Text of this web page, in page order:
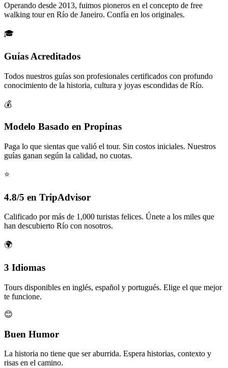
Operando desde 2013, fuimos pioneros en el concepto de free
walking tour en Río de Janeiro. Confía en los originales.
🎓
Guías Acreditados
Todos nuestros guías son profesionales certificados con profundo
conocimiento de la historia, cultura y joyas escondidas de Río.
💰
Modelo Basado en Propinas
Paga lo que sientas que valió el tour. Sin costos iniciales. Nuestros
guías ganan según la calidad, no cuotas.
⭐
4.8/5 en TripAdvisor
Calificado por más de 1,000 turistas felices. Únete a los miles que
han descubierto Río con nosotros.
🌍
3 Idiomas
Tours disponibles en inglés, español y portugués. Elige el que mejor
te funcione.
😊
Buen Humor
La historia no tiene que ser aburrida. Espera historias, contexto y
risas en el camino.